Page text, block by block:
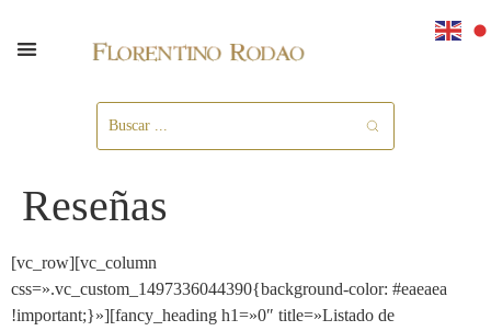
Reseñas
[vc_row][vc_column
css=».vc_custom_1497336044390{background-color: #eaeaea
!important;}»][fancy_heading h1=»0″ title=»Listado de